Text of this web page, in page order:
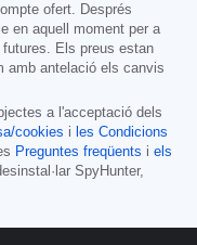
ofert. Després
en aquell moment per a
Els preus estan
amb antelació els canvis
a l'acceptació dels
cookies i les Condicions
Preguntes freqüents i els
SpyHunter,